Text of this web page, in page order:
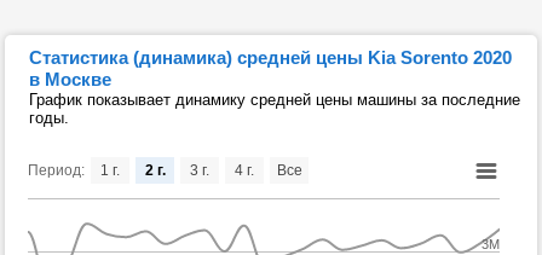
Статистика (динамика) средней цены Kia Sorento 2020
в Москве
График показывает динамику средней цены машины за последние
годы.
Период:
3M
1 г. 2 г. 3 г. 4 г. Все